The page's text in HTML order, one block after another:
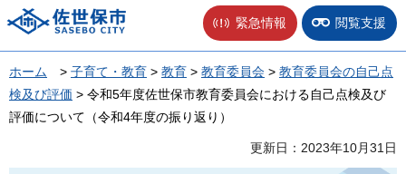
佐世保市 緊急情報 閲覧支援
ホーム > 子育て・教育 > 教育 > 教育委員会 > 教育委員会の自己点
検及び評価 > 令和5年度佐世保市教育委員会における自己点検及び
評価について（令和4年度の振り返り）
更新日：2023年10月31日